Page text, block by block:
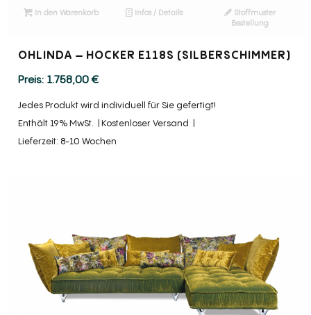
In den Warenkorb Infos / Details
Stoffmuster
Bestellung
OHLINDA – HOCKER E118S (SILBERSCHIMMER)
1.758,00€
Jedes Produkt wird individuell für Sie gefertigt!
Enthält 19% MwSt.
Kostenloser Versand
Lieferzeit: 8-10 Wochen